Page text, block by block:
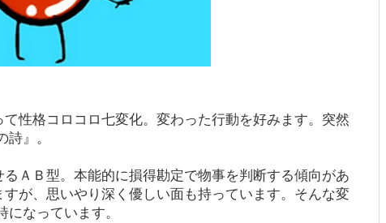
性格コロコロ七変化。変わった行動を好みます。突然
』。
ＡＢ型。本能的に損得勘定で物事を判断する傾向があ
が、思いやり深く優しい面も持っています。そんな変
なっています。